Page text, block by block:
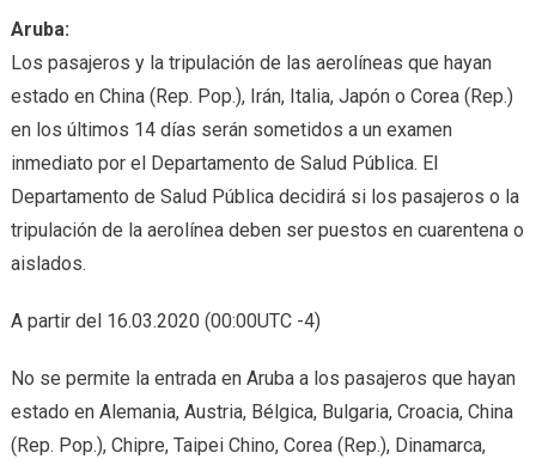
Aruba:
Los pasajeros y la tripulación de las aerolíneas que hayan
estado en China (Rep. Pop.), Irán, Italia, Japón o Corea (Rep.)
en los últimos 14 días serán sometidos a un examen
inmediato por el Departamento de Salud Pública. El
Departamento de Salud Pública decidirá si los pasajeros o la
tripulación de la aerolínea deben ser puestos en cuarentena o
aislados.
A partir del 16.03.2020 (00:00UTC -4)
No se permite la entrada en Aruba a los pasajeros que hayan
estado en Alemania, Austria, Bélgica, Bulgaria, Croacia, China
(Rep. Pop.), Chipre, Taipei Chino, Corea (Rep.), Dinamarca,